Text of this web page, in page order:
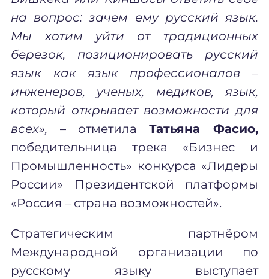
на вопрос: зачем ему русский язык.
Мы хотим уйти от традиционных
березок, позиционировать русский
язык как язык профессионалов –
инженеров, ученых, медиков, язык,
который открывает возможности для
всех», – отметилаТатьяна Фасио,
победительница трека «Бизнес и
Промышленность» конкурса «Лидеры
России» Президентской платформы
«Россия – страна возможностей».
Стратегическим партнёром
Международной организации по
русскому языку выступает